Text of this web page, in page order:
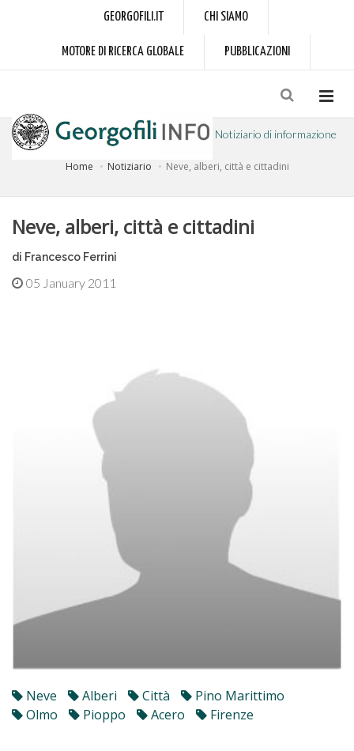
GEORGOFILI.IT CHI SIAMO
MOTORE DI RICERCA GLOBALE PUBBLICAZIONI
Notiziario di informazione
Home Notiziario Neve, alberi, città e cittadini
Neve, alberi, città e cittadini
di Francesco Ferrini
05 January 2011
Neve Alberi Città
Pino Marittimo
Olmo
Pioppo Acero Firenze